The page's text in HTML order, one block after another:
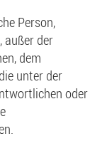
Person,
außer der
dem
unter der
oder